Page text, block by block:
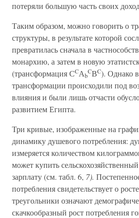
потеряли большую часть своих
Таким образом, можно говорить о
структуры, в результате которой
превратилась сначала в
монархию, а затем в новую
(трансформация СCАb
CВC). Однако
трансформации происходили под
влияния и были лишь отчасти
развитием Египта.
Три кривые, изображенные на
динамику душевого потребления:
измеряется количеством
может купить
зарплату (см. табл. 6, 7).
потребления свидетельствует о
треугольники означают
скачкообразный рост потребления